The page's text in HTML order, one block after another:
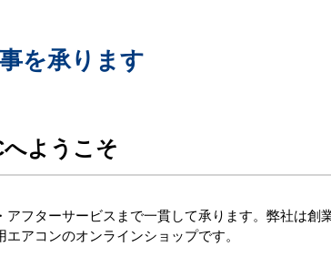
を承ります
ようこそ
フターサービスまで一貫して承ります。弊社は
アコンのオンラインショップです。